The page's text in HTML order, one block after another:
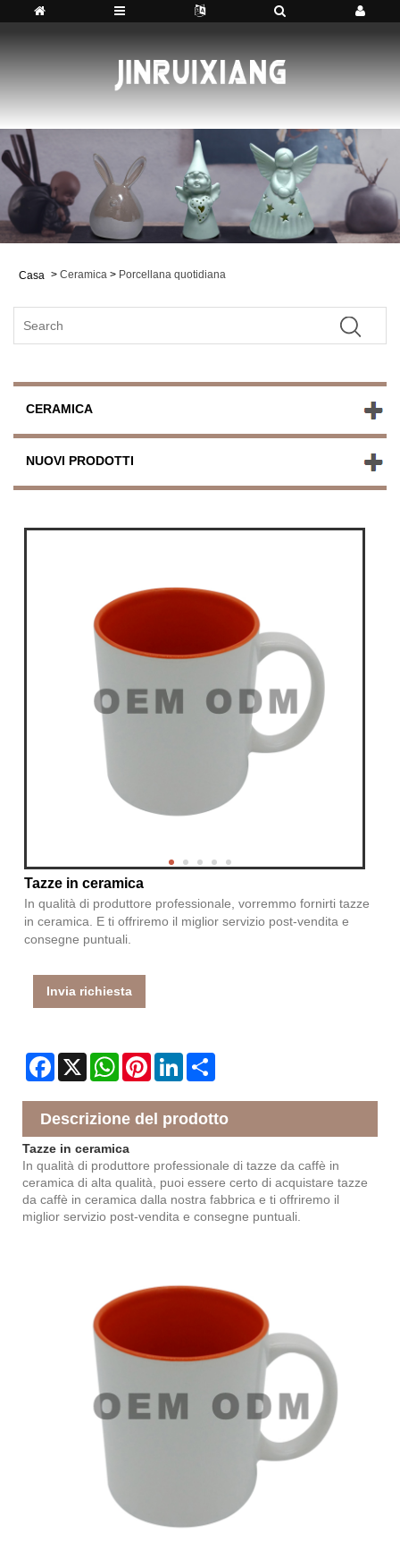
Casa > Ceramica > Porcellana quotidiana
CERAMICA
NUOVI PRODOTTI
Tazze in ceramica
In qualità di produttore professionale, vorremmo fornirti tazze
in ceramica. E ti offriremo il miglior servizio post-vendita e
consegne puntuali.
Invia richiesta
Facebook
X WhatsAppPinterestLinkedIn
Descrizione del prodotto
Tazze in ceramica
In qualità di produttore professionale di tazze da caffè in
ceramica di alta qualità, puoi essere certo di acquistare tazze
da caffè in ceramica dalla nostra fabbrica e ti offriremo il
miglior servizio post-vendita e consegne puntuali.